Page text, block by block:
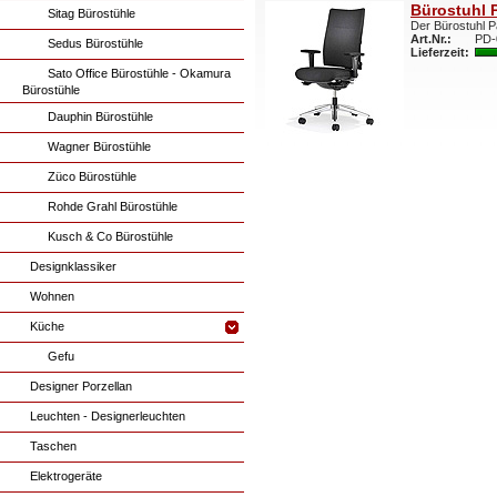
Sitag Bürostühle
Sedus Bürostühle
Sato Office Bürostühle - Okamura
Bürostühle
Dauphin Bürostühle
Wagner Bürostühle
Züco Bürostühle
Rohde Grahl Bürostühle
Kusch & Co Bürostühle
Designklassiker
Wohnen
Küche
Gefu
Designer Porzellan
Leuchten - Designerleuchten
Taschen
Elektrogeräte
Bürostuhl
Der Bürostuhl
Art.Nr.:
Lieferzeit: